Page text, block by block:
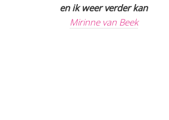
en ik weer verder kan
Mirinne van Beek